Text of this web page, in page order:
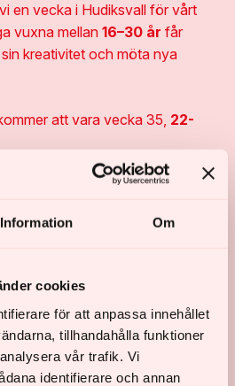
Information Om
cookies
för att anpassa innehållet
tillhandahålla funktioner
vår trafik. Vi
identifierare och annan
en vecka i Hudiksvall för vårt
vuxna mellan 16–30 år får
kreativitet och möta nya
att vara vecka 35, 22-
på
dans, teater, musik,
är helt ny – här handlar det
roligt tillsammans.
. För att anmäla dig fyller
skickar med en kort video
berättar varför du vill vara